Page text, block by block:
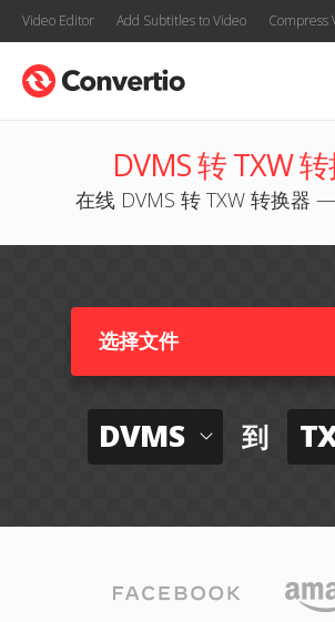
Video Editor Add Subtitles to Video Compress
DVMS 转 TXW
在线 DVMS 转 TXW 转换器
选择文件
DVMS 到